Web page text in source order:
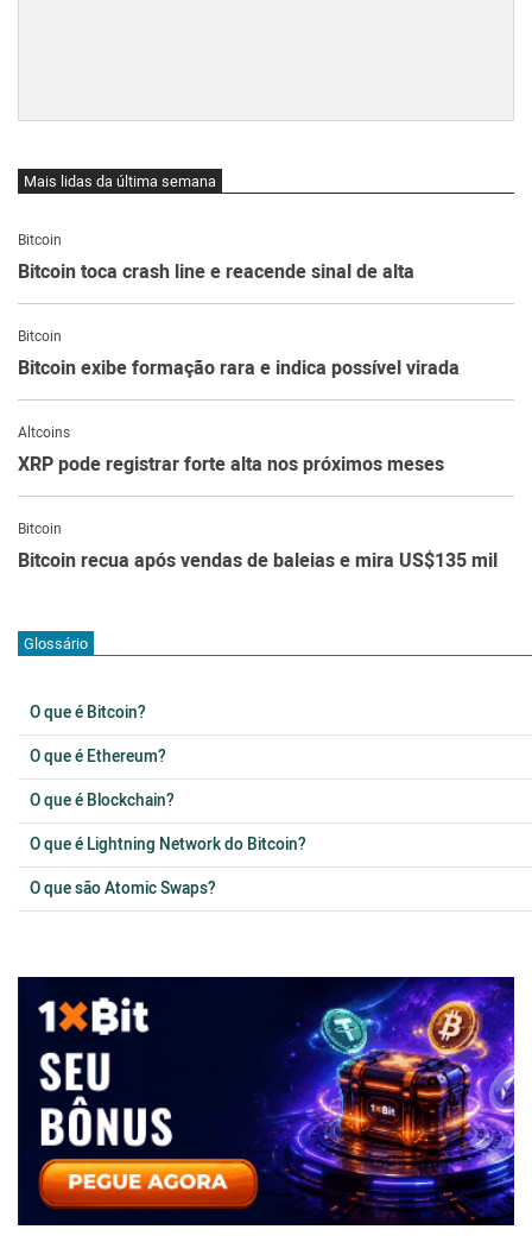
Mais lidas da última semana
Bitcoin
Bitcoin toca crash line e reacende sinal de alta
Bitcoin
Bitcoin exibe formação rara e indica possível virada
Altcoins
XRP pode registrar forte alta nos próximos meses
Bitcoin
Bitcoin recua após vendas de baleias e mira US$135 mil
Glossário
O que é Bitcoin?
O que é Ethereum?
O que é Blockchain?
O que é Lightning Network do Bitcoin?
O que são Atomic Swaps?